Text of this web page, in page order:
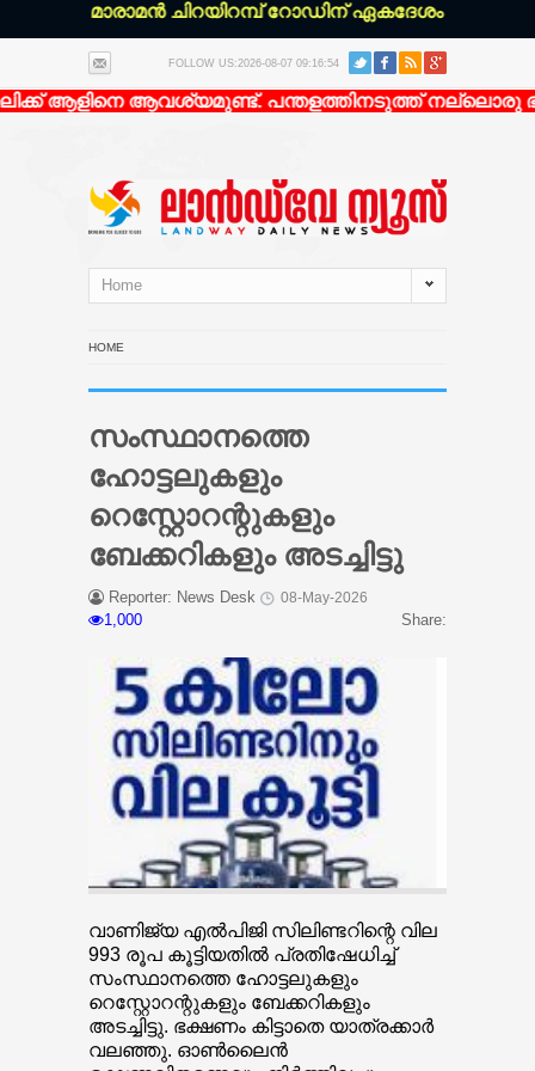
മാരാമൻ ചിറയിറമ്പ് റോഡിന് ഏകദേശം 200 മീറ്റർ
FOLLOW US:2026-08-07 09:16:54
ആളിനെ ആവശ്യമുണ്ട്. പന്തളത്തിനടുത്ത് നല്ലൊരു
Home
HOME
സംസ്ഥാനത്തെ
ഹോട്ടലുകളും
റെസ്റ്റോറന്റുകളും
ബേക്കറികളും അടച്ചിട്ടു
Reporter: News Desk 08-May-2026
1,000 Share:
വാണിജ്യ എല്‍പിജി സിലിണ്ടറിന്റെ വില
993 രൂപ കൂട്ടിയതില്‍ പ്രതിഷേധിച്ച്
സംസ്ഥാനത്തെ ഹോട്ടലുകളും
റെസ്റ്റോറന്റുകളും ബേക്കറികളും
അടച്ചിട്ടു. ഭക്ഷണം കിട്ടാതെ യാത്രക്കാര്‍
വലഞ്ഞു. ഓണ്‍ലൈന്‍